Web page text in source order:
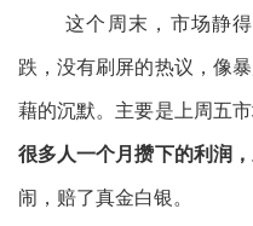
这个周末，市场静
跌，没有刷屏的热议，像
藉的沉默。主要是上周五
很多人一个月攒下的利润
闹，赔了真金白银。